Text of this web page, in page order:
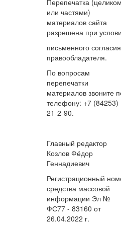
или частями)
материалов сайта
разрешена при
письменного согласия
правообладателя.
По вопросам
перепечатки
материалов звоните
телефону: +7 (84253)
21-2-90.
Главный редактор
Козлов Фёдор
Геннадиевич
Регистрационный
средства массовой
информации Эл №
ФС77 - 83160 от
26.04.2022 г.